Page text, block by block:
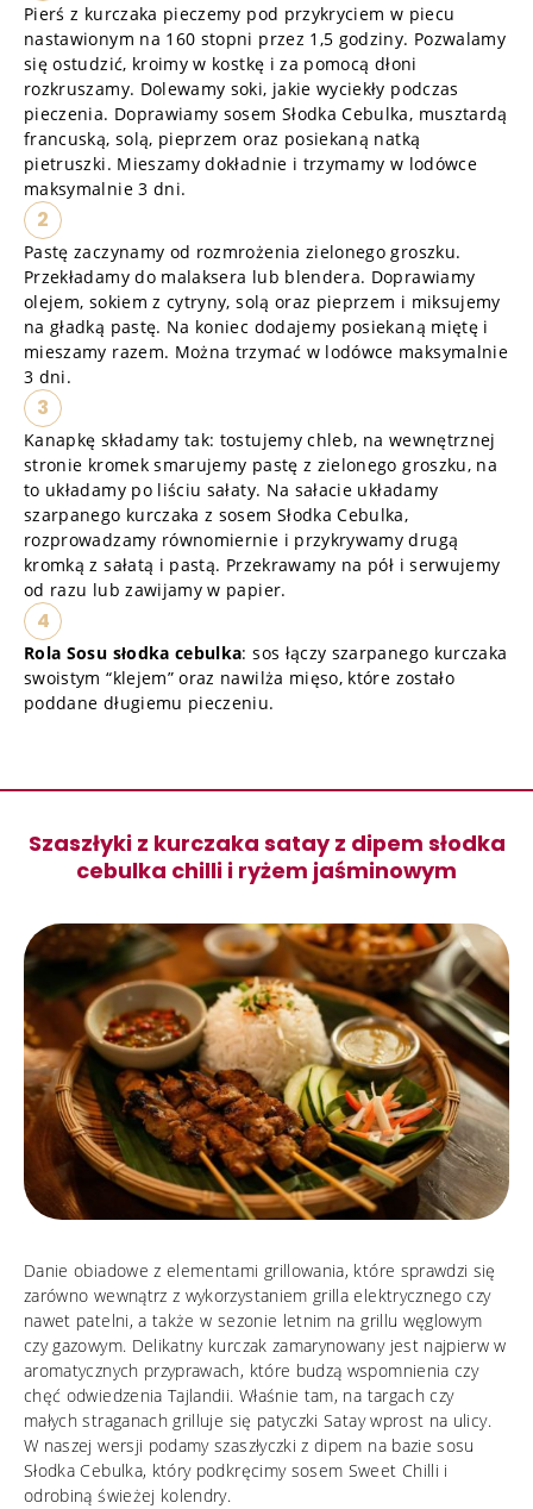
Pierś z kurczaka pieczemy pod przykryciem w piecu
nastawionym na 160 stopni przez 1,5 godziny. Pozwalamy
się ostudzić, kroimy w kostkę i za pomocą dłoni
rozkruszamy. Dolewamy soki, jakie wyciekły podczas
pieczenia. Doprawiamy sosem Słodka Cebulka, musztardą
francuską, solą, pieprzem oraz posiekaną natką
pietruszki. Mieszamy dokładnie i trzymamy w lodówce
maksymalnie 3 dni.
2
Pastę zaczynamy od rozmrożenia zielonego groszku.
Przekładamy do malaksera lub blendera. Doprawiamy
olejem, sokiem z cytryny, solą oraz pieprzem i miksujemy
na gładką pastę. Na koniec dodajemy posiekaną miętę i
mieszamy razem. Można trzymać w lodówce maksymalnie
3 dni.
3
Kanapkę składamy tak: tostujemy chleb, na wewnętrznej
stronie kromek smarujemy pastę z zielonego groszku, na
to układamy po liściu sałaty. Na sałacie układamy
szarpanego kurczaka z sosem Słodka Cebulka,
rozprowadzamy równomiernie i przykrywamy drugą
kromką z sałatą i pastą. Przekrawamy na pół i serwujemy
od razu lub zawijamy w papier.
4
Rola Sosu słodka cebulka: sos łączy szarpanego kurczaka
swoistym “klejem” oraz nawilża mięso, które zostało
poddane długiemu pieczeniu.
Szaszłyki z kurczaka satay z dipem słodka
cebulka chilli i ryżem jaśminowym
Danie obiadowe z elementami grillowania, które sprawdzi się
zarówno wewnątrz z wykorzystaniem grilla elektrycznego czy
nawet patelni, a także w sezonie letnim na grillu węglowym
czy gazowym. Delikatny kurczak zamarynowany jest najpierw w
aromatycznych przyprawach, które budzą wspomnienia czy
chęć odwiedzenia Tajlandii. Właśnie tam, na targach czy
małych straganach grilluje się patyczki Satay wprost na ulicy.
W naszej wersji podamy szaszłyczki z dipem na bazie sosu
Słodka Cebulka, który podkręcimy sosem Sweet Chilli i
odrobiną świeżej kolendry.